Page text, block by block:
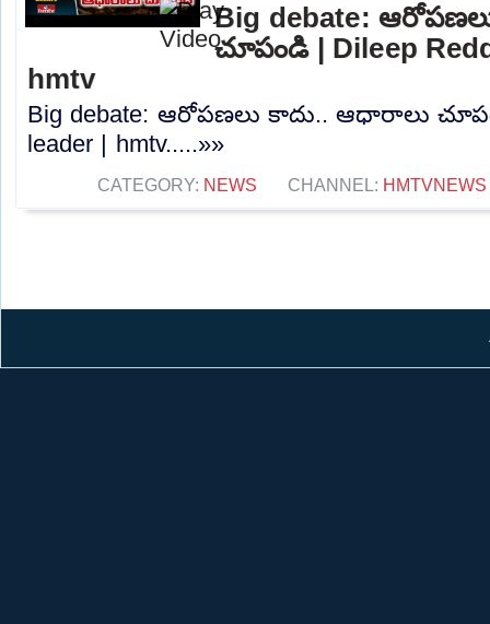
Big debate:
చూపండి | Dileep
hmtv
Big debate: ఆరోపణలు కాదు.. ఆధారాలు
leader | hmtv.....»»
CATEGORY: NEWS CHANNEL: HMTVNEWS